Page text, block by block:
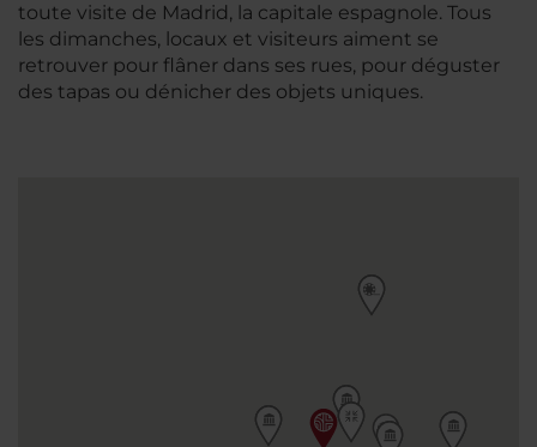
toute visite de Madrid, la capitale espagnole. Tous
les dimanches, locaux et visiteurs aiment se
retrouver pour flâner dans ses rues, pour déguster
des tapas ou dénicher des objets uniques.